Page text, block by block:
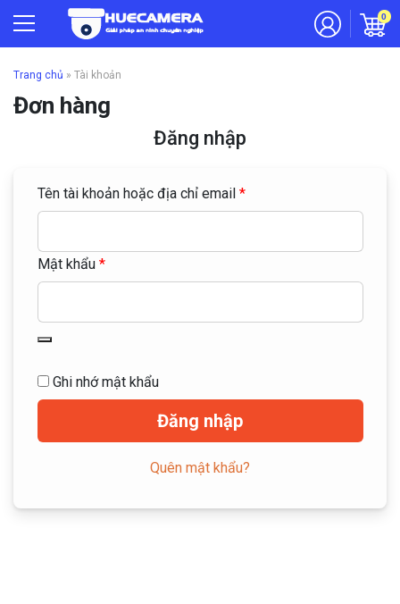
0
Trang chủ » Tài khoản
Đơn hàng
Đăng nhập
Tên tài khoản hoặc địa chỉ email *
Mật khẩu *
Ghi nhớ mật khẩu
Đăng nhập
Quên mật khẩu?